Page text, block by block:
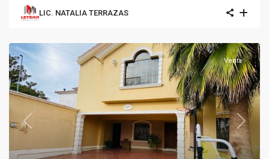
LIC. NATALIA TERRAZAS
Previous Next
Venta